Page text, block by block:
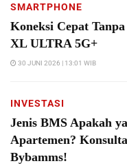
SMARTPHONE
Koneksi Cepat
XL ULTRA 5G+
30 JUNI 2026 | 13:01 WIB
INVESTASI
Jenis BMS Apakah
Apartemen?
Bybamms!